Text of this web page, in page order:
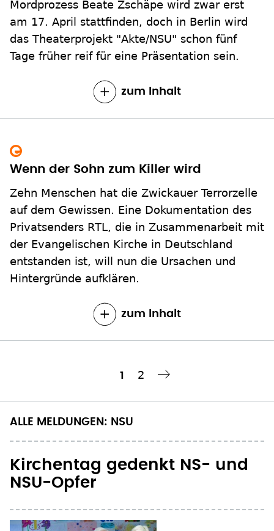
Mordprozess Beate Zschäpe wird zwar erst
am 17. April stattfinden, doch in Berlin wird
das Theaterprojekt "Akte/NSU" schon fünf
Tage früher reif für eine Präsentation sein.
zum Inhalt
Wenn der Sohn zum Killer wird
Zehn Menschen hat die Zwickauer Terrorzelle
auf dem Gewissen. Eine Dokumentation des
Privatsenders RTL, die in Zusammenarbeit mit
der Evangelischen Kirche in Deutschland
entstanden ist, will nun die Ursachen und
Hintergründe aufklären.
zum Inhalt
Aktuelle
1 Seite
2
ALLE MELDUNGEN: NSU
Kirchentag gedenkt NS- und
NSU-Opfer